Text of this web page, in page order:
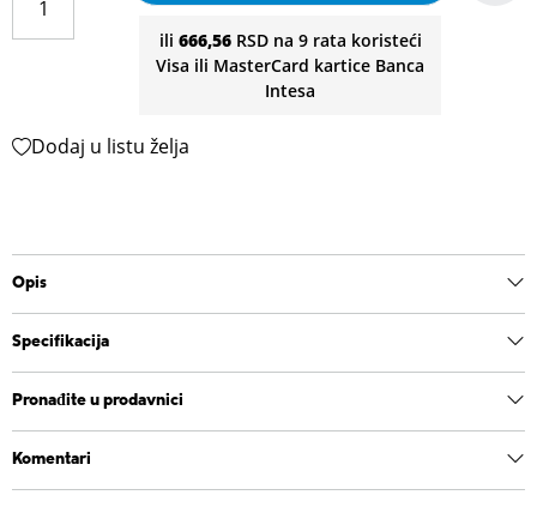
ili 666,56RSD na 9 rata koristeći
Visa ili MasterCard kartice Banca
Intesa
Dodaj u listu želja
Opis
Specifikacija
Pronađite u prodavnici
Komentari